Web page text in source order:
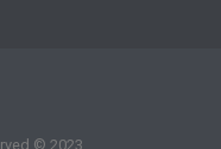
© 2023